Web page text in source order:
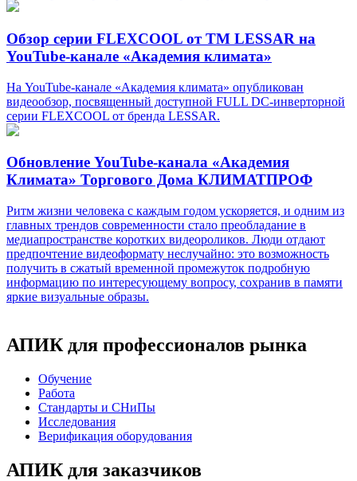
Обзор серии FLEXCOOL от TM LESSAR на
YouTube-канале «Академия климата»
На YouTube-канале «Академия климата» опубликован
видеообзор, посвященный доступной FULL DC-инверторной
серии FLEXCOOL от бренда LESSAR.
Обновление YouTube-канала «Академия
Климата» Торгового Дома КЛИМАТПРОФ
Ритм жизни человека с каждым годом ускоряется, и одним из
главных трендов современности стало преобладание в
медиапространстве коротких видеороликов. Люди отдают
предпочтение видеоформату неслучайно: это возможность
получить в сжатый временной промежуток подробную
информацию по интересующему вопросу, сохранив в памяти
яркие визуальные образы.
АПИК для профессионалов рынка
Обучение
Работа
Стандарты и СНиПы
Исследования
Верификация оборудования
АПИК для заказчиков